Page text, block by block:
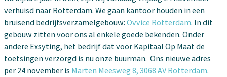
verhuisd naar Rotterdam. We gaan kantoor houden in een
bruisend bedrijfsverzamelgebouw: Ovvice Rotterdam. In dit
gebouw zitten voor ons al enkele goede bekenden. Onder
andere Exsyting, het bedrijf dat voor Kapitaal Op Maat de
toetsingen verzorgd is nu onze buurman. Ons nieuwe adres
per 24 november is Marten Meesweg 8, 3068 AV Rotterdam.